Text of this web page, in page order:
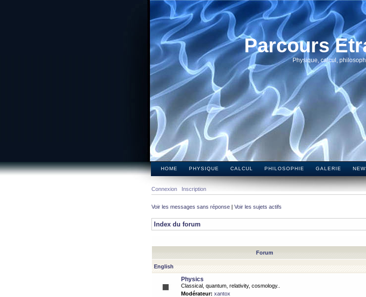
Parcours
Physique, calcul,
HOME PHYSIQUE CALCUL PHILOSOPHIE GALERIE
Connexion Inscription
Voir les messages sans réponse | Voir les sujets actifs
Index du forum
Forum
English
Physics
Classical, quantum, relativity, cosmology..
Modérateur: xantox